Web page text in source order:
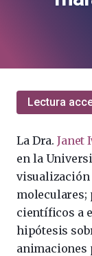
Lectura
La Dra.Janet
en la
visualización
moleculares;
científicos a
hipótesis
animaciones